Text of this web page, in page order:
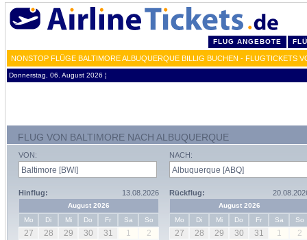
FLUG ANGEBOTE
NONSTOP FLÜGE BALTIMORE ALBUQUERQUE BILLIG BUCHEN - FLUGTICKETS
Donnerstag, 06. August 2026 ¦
FLUG VON BALTIMORE NACH ALBUQUERQUE
VON:
Hinflug: 13.08.2026
August 2026
Mo
Di Mi Do Fr Sa So
27 28 29 30 31 1
2
NACH:
Rückflug:
August 2026
Mo
Di Mi Do Fr Sa So
27 28 29 30 31 1
2